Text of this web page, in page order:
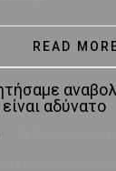
READ
αδύνατο